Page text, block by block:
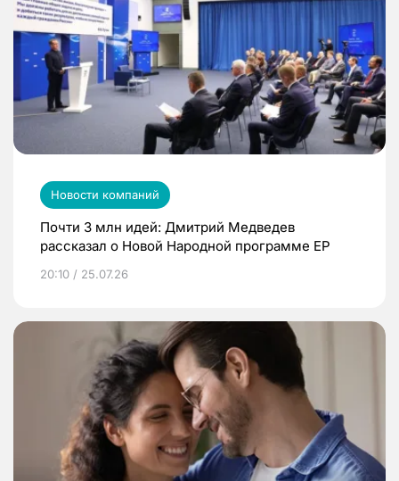
Новости компаний
Почти 3 млн идей: Дмитрий Медведев
рассказал о Новой Народной программе ЕР
20:10 / 25.07.26